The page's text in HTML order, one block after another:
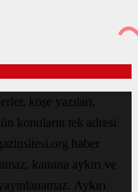
köşe yazıları,
konuların tek adresi
haber
kanuna aykırı ve
Aykırı